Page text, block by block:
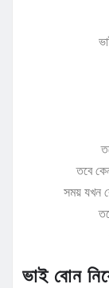
তবে
সময় যখন
ভাই বোন